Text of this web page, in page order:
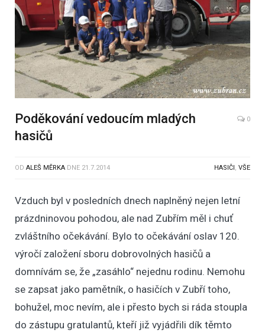
Poděkování vedoucím mladých
hasičů
0
OD ALEŠ MĚRKA DNE 21.7.2014 HASIČI , VŠE
Vzduch byl v posledních dnech naplněný nejen letní
prázdninovou pohodou, ale nad Zubřím měl i chuť
zvláštního očekávání. Bylo to očekávání oslav 120.
výročí založení sboru dobrovolných hasičů a
domnívám se, že „zasáhlo“ nejednu rodinu. Nemohu
se zapsat jako pamětník, o hasičích v Zubří toho,
bohužel, moc nevím, ale i přesto bych si ráda stoupla
do zástupu gratulantů, kteří již vyjádřili dík těmto